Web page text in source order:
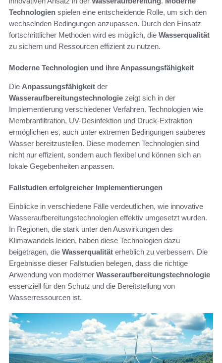
Technologien spielen eine entscheidende Rolle, um sich den
wechselnden Bedingungen anzupassen. Durch den Einsatz
fortschrittlicher Methoden wird es möglich, die Wasserqualität
zu sichern und Ressourcen effizient zu nutzen.
Moderne Technologien und ihre Anpassungsfähigkeit
Die Anpassungsfähigkeit der
Wasseraufbereitungstechnologie zeigt sich in der
Implementierung verschiedener Verfahren. Technologien wie
Membranfiltration, UV-Desinfektion und Druck-Extraktion
ermöglichen es, auch unter extremen Bedingungen sauberes
Wasser bereitzustellen. Diese modernen Technologien sind
nicht nur effizient, sondern auch flexibel und können sich an
lokale Gegebenheiten anpassen.
Fallstudien erfolgreicher Implementierungen
Einblicke in verschiedene Fälle verdeutlichen, wie innovative
Wasseraufbereitungstechnologien effektiv umgesetzt wurden.
In Regionen, die stark unter den Auswirkungen des
Klimawandels leiden, haben diese Technologien dazu
beigetragen, die Wasserqualität erheblich zu verbessern. Die
Ergebnisse dieser Fallstudien belegen, dass die richtige
Anwendung von moderner Wasseraufbereitungstechnologie
essenziell für den Schutz und die Bereitstellung von
Wasserressourcen ist.